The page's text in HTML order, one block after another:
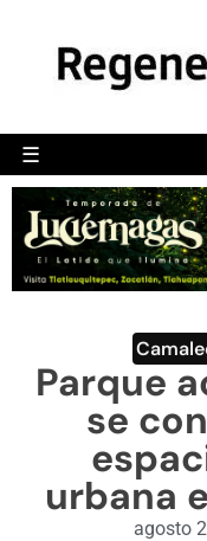
☰
Parque
se
urbana
agosto